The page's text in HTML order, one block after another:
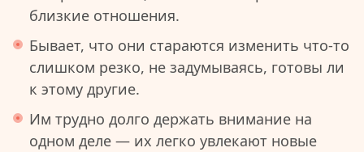
близкие отношения.
Бывает, что они стараются изменить что-то
слишком резко, не задумываясь, готовы ли
к этому другие.
Им трудно долго держать внимание на
одном деле — их легко увлекают новые